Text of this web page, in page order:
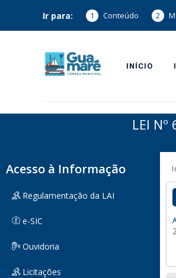
Ir para: 1 Conteúdo 2
INÍCIO
LEI Nº
Acesso à Informação
Regulamentação da LAI
e-SIC
Ouvidoria
Licitações